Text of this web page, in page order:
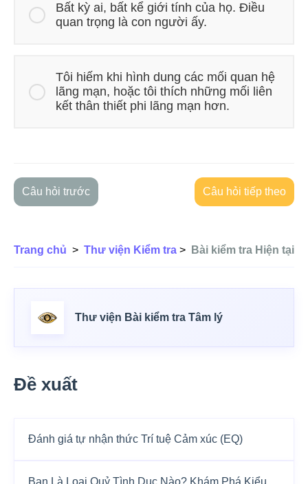
Bất kỳ ai, bất kể giới tính của họ. Điều
quan trọng là con người ấy.
Tôi hiếm khi hình dung các mối quan hệ
lãng mạn, hoặc tôi thích những mối liên
kết thân thiết phi lãng mạn hơn.
Câu hỏi trước Câu hỏi tiếp theo
Trang chủ > Thư viện Kiểm tra > Bài kiểm tra Hiện tại
Thư viện Bài kiểm tra Tâm lý
Đề xuất
Đánh giá tự nhận thức Trí tuệ Cảm xúc (EQ)
Bạn Là Loại Quỷ Tình Dục Nào? Khám Phá Kiểu